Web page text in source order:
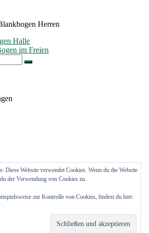
Herren
Halle
im Freien
und Umgegend von 1908 e.V.
Diese Website verwendet Cookies. Wenn du die Website
der Verwendung von Cookies zu.
zur Kontrolle von Cookies, findest du hier: